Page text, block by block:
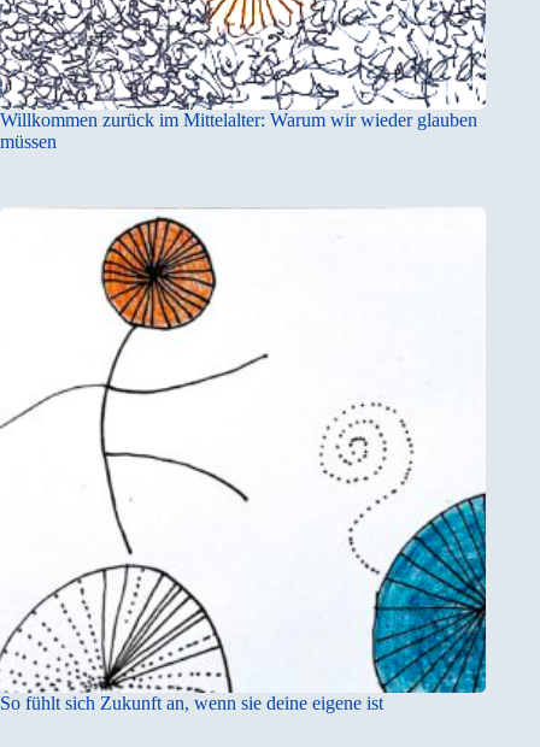
Willkommen zurück im Mittelalter: Warum wir wieder glauben
müssen
So fühlt sich Zukunft an, wenn sie deine eigene ist